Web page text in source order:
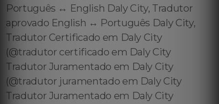
Português ↔️ English Daly City, Tradutor
aprovado English ↔️ Português Daly City,
Tradutor Certificado em Daly City
(@tradutor certificado em Daly City
Tradutor Juramentado em Daly City
(@tradutor juramentado em Daly City
Tradutor Juramentado em Daly City